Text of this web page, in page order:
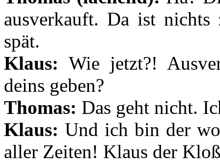
ausverkauft. Da ist
spät.
Klaus: Wie jetzt?!
deins geben?
Thomas: Das geht nicht.
Klaus: Und ich bin der
aller Zeiten! Klaus der